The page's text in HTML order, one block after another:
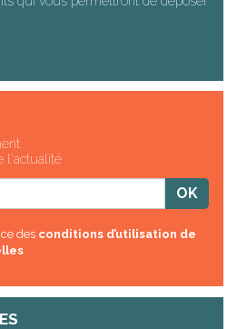
l'actualité
des conditions d’utilisation de